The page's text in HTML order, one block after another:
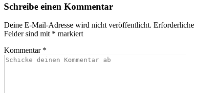
Schreibe einen Kommentar
Deine E-Mail-Adresse wird nicht veröffentlicht. Erforderliche
Felder sind mit * markiert
Kommentar *